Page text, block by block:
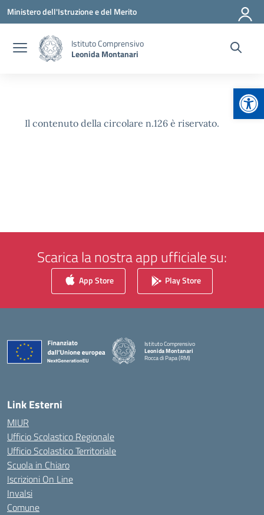
Vai ai contenuti
Vai al menu di navigazione
Vai al footer
Ministero dell'Istruzione e del Merito
Istituto Comprensivo
Leonida Montanari
Il contenuto della circolare n.126 è riservato.
Scarica la nostra app ufficiale su:
App Store Play Store
Istituto Comprensivo
Leonida Montanari
Rocca di Papa (RM)
— Visita la pagina iniziale della scuola
Link Esterni
MIUR
Ufficio Scolastico Regionale
Ufficio Scolastico Territoriale
Scuola in Chiaro
Iscrizioni On Line
Invalsi
Comune